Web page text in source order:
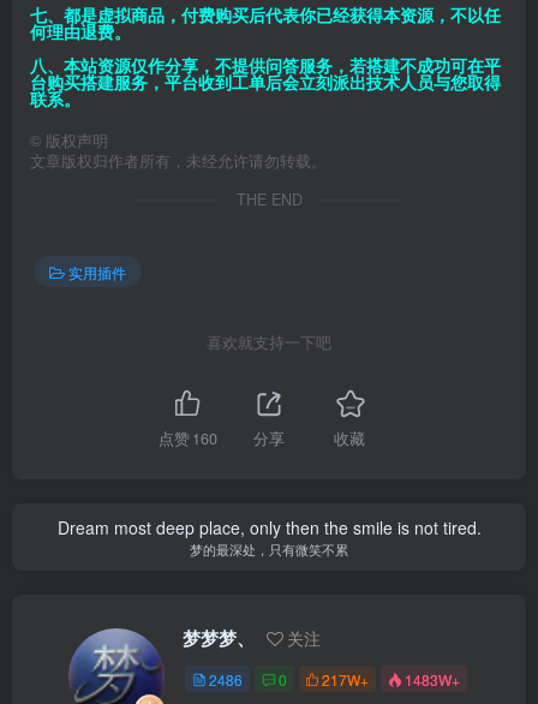
七、都是虚拟商品，付费购买后代表你已经获得本资源，不以任
何理由退费。
八、本站资源仅作分享，不提供问答服务，若搭建不成功可在平
台购买搭建服务，平台收到工单后会立刻派出技术人员与您取得
联系。
© 版权声明
文章版权归作者所有，未经允许请勿转载。
THE END
实用插件
喜欢就支持一下吧
点赞160 分享 收藏
Dream most deep place, only then the smile is not tired.
梦的最深处，只有微笑不累
梦梦梦、 关注
2486 0 217W+ 1483W+